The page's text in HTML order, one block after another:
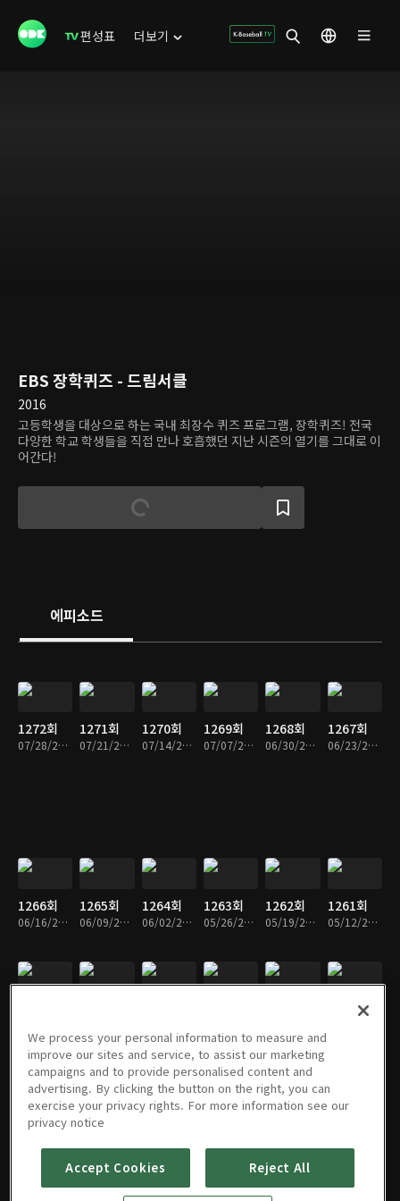
편성표 더보기
EBS 장학퀴즈 - 드림서클
2016
고등학생을 대상으로 하는 국내 최장수 퀴즈 프로그램, 장학퀴즈! 전국
다양한 학교 학생들을 직접 만나 호흡했던 지난 시즌의 열기를 그대로 이
어간다!
에피소드
1272회
07/28/2024 • 56분
1271회
07/21/2024 • 53분
1270회
07/14/2024 • 54분
1269회
07/07/2024 • 52분
1268회
06/30/2024 • 52분
1267회
06/23/2024 • 53분
1266회
06/16/2024 • 54분
1265회
06/09/2024 • 53분
1264회
06/02/2024 • 53분
1263회
05/26/2024 • 56분
1262회
05/19/2024 • 54분
1261회
05/12/2024 • 54분
1255회
1254회
03/24/2024 • 55분
1253회 1252회 1251회 1250회 1249회
We process your personal information to measure and
improve our sites and service, to assist our marketing
campaigns and to provide personalised content and
advertising. By clicking the button on the right, you can
exercise your privacy rights. For more information see our
privacy notice
Accept Cookies Reject All